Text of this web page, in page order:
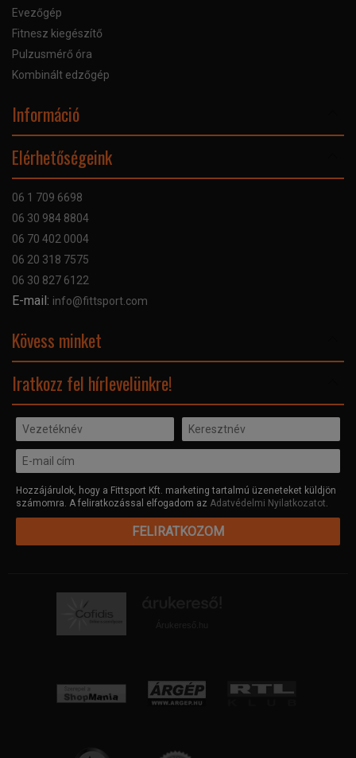
Evezőgép
Fitnesz kiegészítő
Pulzusmérő óra
Kombinált edzőgép
Információ
Bankkártyás fizetés
Adatvédelmi nyilatkozat
Elérhetőségeink
06 1 709 6698
06 30 984 8804
06 70 402 0004
06 20 318 7575
06 30 827 6122
E-mail: info@fittsport.com
Kövess minket
Iratkozz fel hírlevelünkre!
Hozzájárulok, hogy a Fittsport Kft. marketing tartalmú üzeneteket küldjön
számomra. A feliratkozással elfogadom az Adatvédelmi Nyilatkozatot.
FELIRATKOZOM